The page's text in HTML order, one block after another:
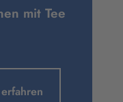
mit Tee